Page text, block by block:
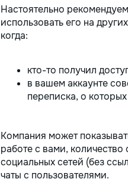
Настоятельно
использовать его на
когда:
кто-то получил
в вашем аккаунте
переписка, о
Компания может
работе с вами, количество
социальных сетей (без
чаты с пользователями.